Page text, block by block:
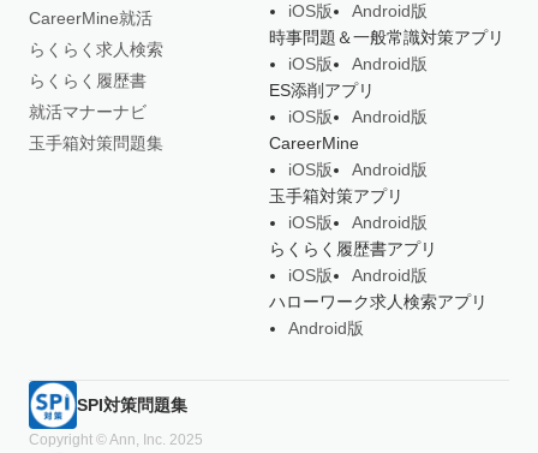
CareerMine就活
らくらく求人検索
らくらく履歴書
就活マナーナビ
玉手箱対策問題集
iOS版
Android版
時事問題＆一般常識対策アプリ
iOS版
Android版
ES添削アプリ
iOS版
Android版
CareerMine
iOS版
Android版
玉手箱対策アプリ
iOS版
Android版
らくらく履歴書アプリ
iOS版
Android版
ハローワーク求人検索アプリ
Android版
SPI対策問題集
Copyright © Ann, Inc. 2025